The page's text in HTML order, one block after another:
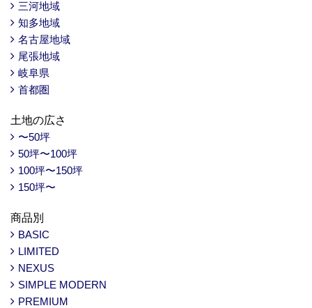
三河地域
知多地域
名古屋地域
尾張地域
岐阜県
首都圏
土地の広さ
〜50坪
50坪〜100坪
100坪〜150坪
150坪〜
商品別
BASIC
LIMITED
NEXUS
SIMPLE MODERN
PREMIUM